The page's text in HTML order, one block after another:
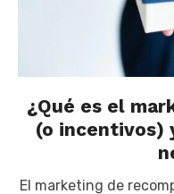
¿Qué es el
(o incentivos)
El marketing de